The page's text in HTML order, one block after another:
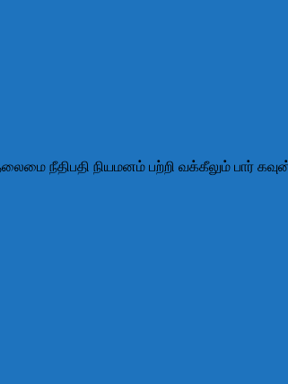
நீதிபதி நியமனம் பற்றி வக்கீலும் பார்